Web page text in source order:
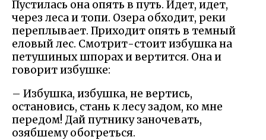
Пустилась она опять в путь. Идет, идет,
через леса и топи. Озера обходит, реки
переплывает. Приходит опять в темный
еловый лес. Смотрит-стоит избушка на
петушиных шпорах и вертится. Она и
говорит избушке:
– Избушка, избушка, не вертись,
остановись, стань к лесу задом, ко мне
передом! Дай путнику заночевать,
озябшему обогреться.